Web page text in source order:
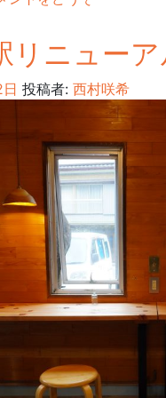
リニュー
投稿者: 西村咲希